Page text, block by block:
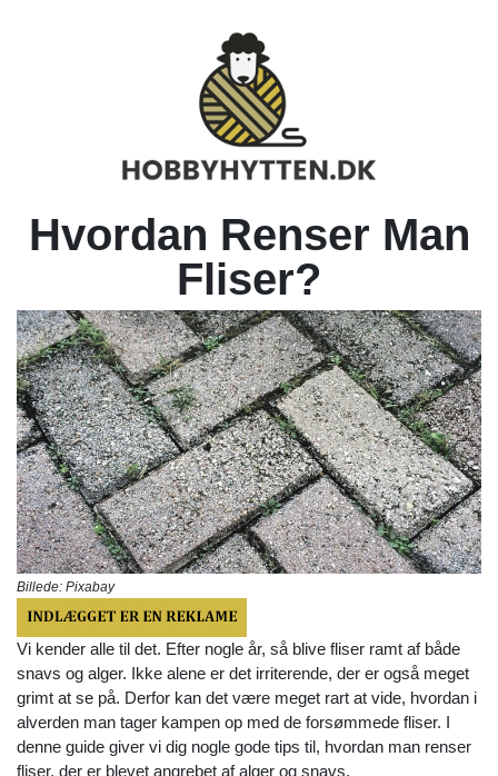
Hvordan Renser Man
Fliser?
Billede: Pixabay
Vi kender alle til det. Efter nogle år, så blive fliser ramt af både
snavs og alger. Ikke alene er det irriterende, der er også meget
grimt at se på. Derfor kan det være meget rart at vide, hvordan i
alverden man tager kampen op med de forsømmede fliser. I
denne guide giver vi dig nogle gode tips til, hvordan man renser
fliser, der er blevet angrebet af alger og snavs.